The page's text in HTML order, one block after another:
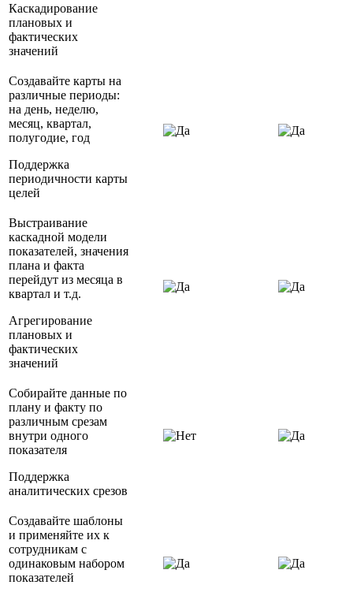
Каскадирование
плановых и
фактических
значений
Создавайте карты на
различные периоды:
на день, неделю,
месяц, квартал,
полугодие, год
Поддержка
периодичности карты
целей
Выстраивание
каскадной модели
показателей, значения
плана и факта
перейдут из месяца в
квартал и т.д.
Агрегирование
плановых и
фактических
значений
Собирайте данные по
плану и факту по
различным срезам
внутри одного
показателя
Поддержка
аналитических срезов
Создавайте шаблоны
и применяйте их к
сотрудникам с
одинаковым набором
показателей